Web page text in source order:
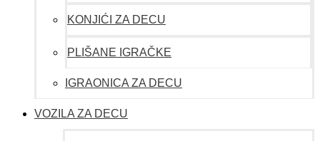
KONJIĆI ZA DECU
PLIŠANE IGRAČKE
IGRAONICA ZA DECU
VOZILA ZA DECU